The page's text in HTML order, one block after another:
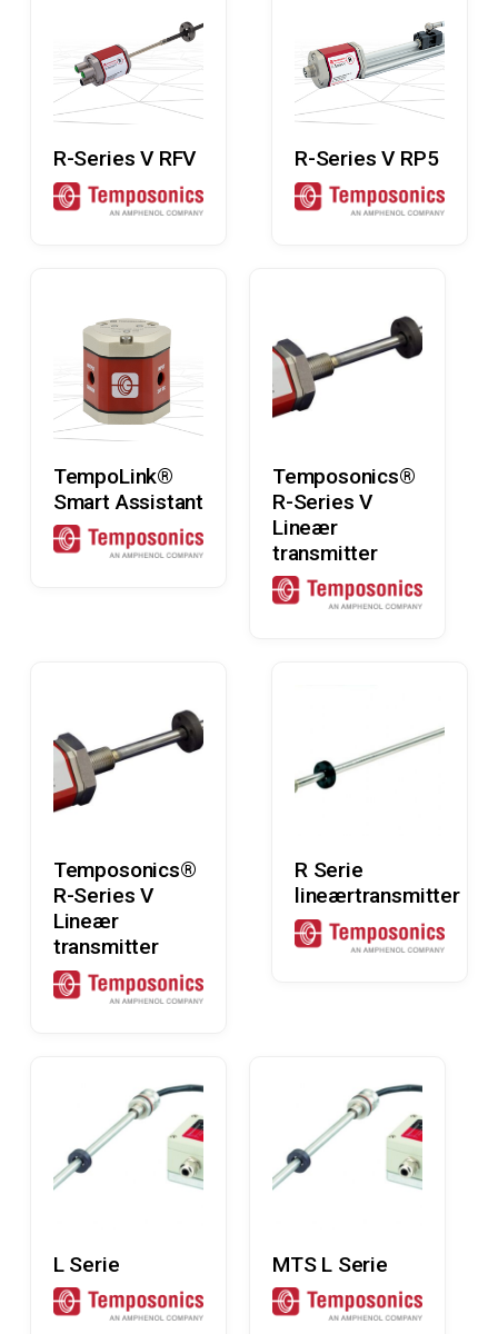
R-Series V RFV R-Series V RP5
Læs Mere
TempoLink®
Smart Assistant
Temposonics®
R-Series V
Lineær
transmitter
Temposonics®
R-Series V
Lineær
transmitter
R Serie
lineærtransmitter
L Serie MTS L Serie